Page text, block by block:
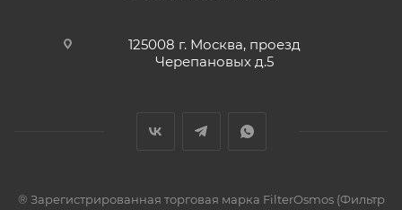
125008 г. Москва, проезд
Черепановых д.5
® Зарегистрированная торговая марка FilterOsmos (Фильтр